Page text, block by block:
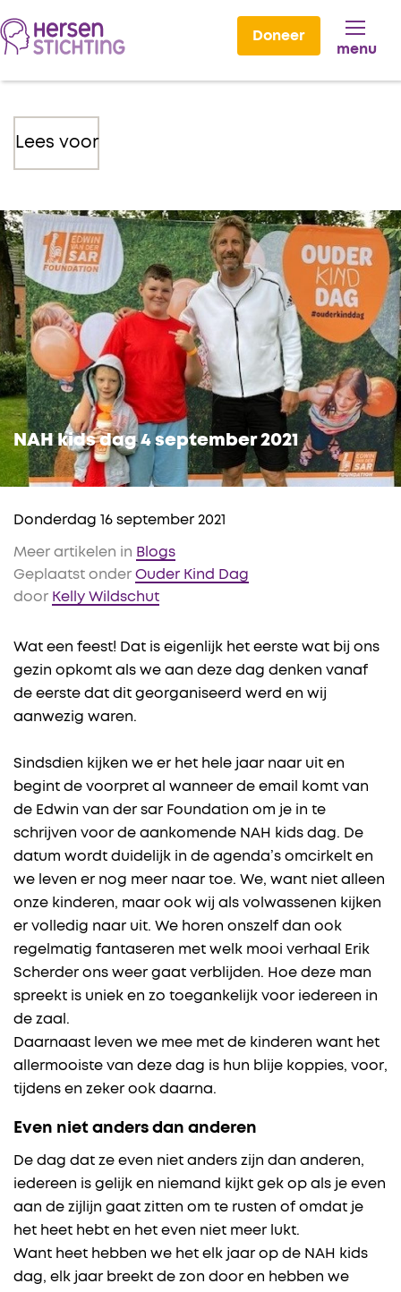
Doneer
menu
Lees voor
NAH kids dag 4 september 2021
Donderdag 16 september 2021
Meer artikelen in Blogs
Geplaatst onder Ouder Kind Dag
door Kelly Wildschut
Wat een feest! Dat is eigenlijk het eerste wat bij ons
gezin opkomt als we aan deze dag denken vanaf
de eerste dat dit georganiseerd werd en wij
aanwezig waren.
Sindsdien kijken we er het hele jaar naar uit en
begint de voorpret al wanneer de email komt van
de Edwin van der sar Foundation om je in te
schrijven voor de aankomende NAH kids dag. De
datum wordt duidelijk in de agenda’s omcirkelt en
we leven er nog meer naar toe. We, want niet alleen
onze kinderen, maar ook wij als volwassenen kijken
er volledig naar uit. We horen onszelf dan ook
regelmatig fantaseren met welk mooi verhaal Erik
Scherder ons weer gaat verblijden. Hoe deze man
spreekt is uniek en zo toegankelijk voor iedereen in
de zaal.
Daarnaast leven we mee met de kinderen want het
allermooiste van deze dag is hun blije koppies, voor,
tijdens en zeker ook daarna.
Even niet anders dan anderen
De dag dat ze even niet anders zijn dan anderen,
iedereen is gelijk en niemand kijkt gek op als je even
aan de zijlijn gaat zitten om te rusten of omdat je
het heet hebt en het even niet meer lukt.
Want heet hebben we het elk jaar op de NAH kids
dag, elk jaar breekt de zon door en hebben we